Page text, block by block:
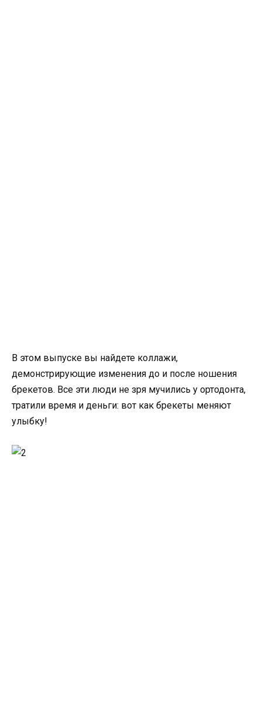
В этом выпуске вы найдете коллажи,
демонстрирующие изменения до и после ношения
брекетов. Все эти люди не зря мучились у ортодонта,
тратили время и деньги: вот как брекеты меняют
улыбку!